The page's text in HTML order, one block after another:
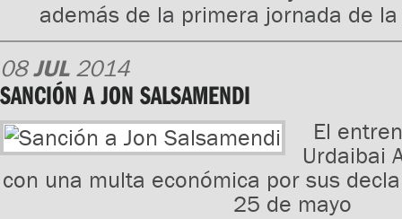
además de la primera jornada de
08JUL2014
SANCIÓN A JON SALSAMENDI
El
Urdaibai
con una multa económica por sus
25 de mayo